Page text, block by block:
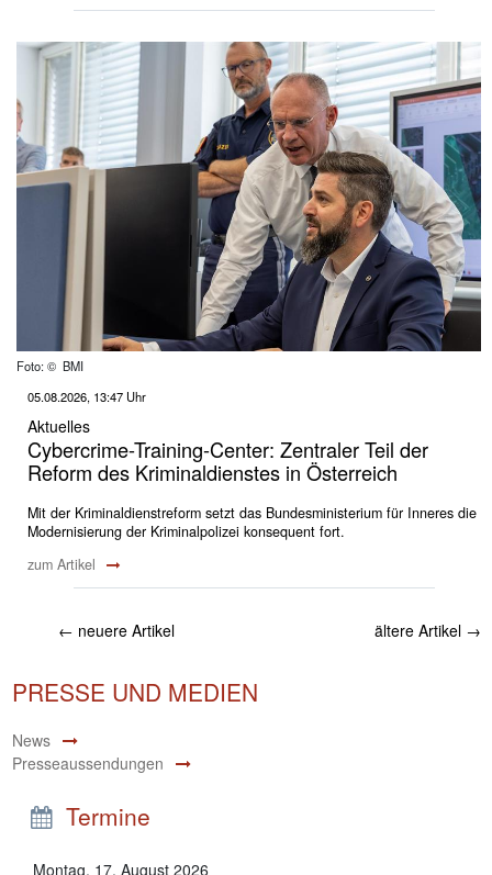
Foto: © BMI
05.08.2026, 13:47 Uhr
Aktuelles
Cybercrime-Training-Center: Zentraler Teil der
Reform des Kriminaldienstes in Österreich
Mit der Kriminaldienstreform setzt das Bundesministerium für Inneres die
Modernisierung der Kriminalpolizei konsequent fort.
zum Artikel
← neuere Artikel ältere Artikel →
PRESSE UND MEDIEN
News
Presseaussendungen
Termine
Montag, 17. August 2026